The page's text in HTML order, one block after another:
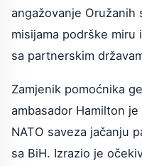
angažovanje Oružanih
misijama podrške miru
sa partnerskim
Zamjenik pomoćnika
ambasador Hamilton
NATO saveza jačanju
sa BiH. Izrazio je